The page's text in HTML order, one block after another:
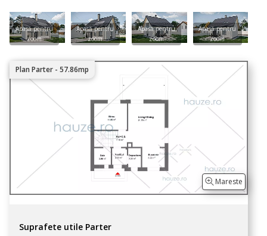
Plan Parter - 57.86mp
Mareste
Suprafete utile Parter